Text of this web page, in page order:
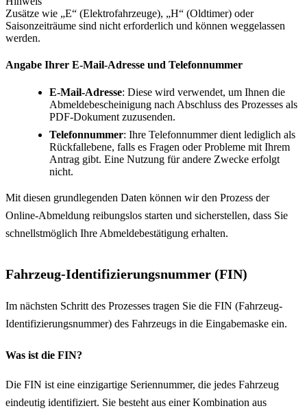
Zusätze wie „E“ (Elektrofahrzeuge), „H“ (Oldtimer) oder
Saisonzeiträume sind nicht erforderlich und können weggelassen
werden.
Angabe Ihrer E-Mail-Adresse und Telefonnummer
E-Mail-Adresse: Diese wird verwendet, um Ihnen die
Abmeldebescheinigung nach Abschluss des Prozesses als
PDF-Dokument zuzusenden.
Telefonnummer: Ihre Telefonnummer dient lediglich als
Rückfallebene, falls es Fragen oder Probleme mit Ihrem
Antrag gibt. Eine Nutzung für andere Zwecke erfolgt
nicht.
Mit diesen grundlegenden Daten können wir den Prozess der
Online-Abmeldung reibungslos starten und sicherstellen, dass Sie
schnellstmöglich Ihre Abmeldebestätigung erhalten.
Fahrzeug-Identifizierungsnummer (FIN)
Im nächsten Schritt des Prozesses tragen Sie die FIN (Fahrzeug-
Identifizierungsnummer) des Fahrzeugs in die Eingabemaske ein.
Was ist die FIN?
Die FIN ist eine einzigartige Seriennummer, die jedes Fahrzeug
eindeutig identifiziert. Sie besteht aus einer Kombination aus